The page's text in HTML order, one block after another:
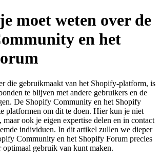
moet weten over de
en het
die gebruikmaakt van het Shopify-platform, is
te blijven met andere gebruikers en de
De Shopify Community en het Shopify
platformen om dit te doen. Hier kun je niet
maar ook je eigen expertise delen en in contact
individuen. In dit artikel zullen we dieper
Community en het Shopify Forum precies
optimaal gebruik van kunt maken.